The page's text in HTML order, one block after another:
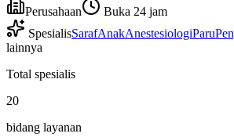
Perusahaan
Buka 24 jam
SpesialisSarafAnakAnestesiologiParu
lainnya
Total spesialis
20
bidang layanan